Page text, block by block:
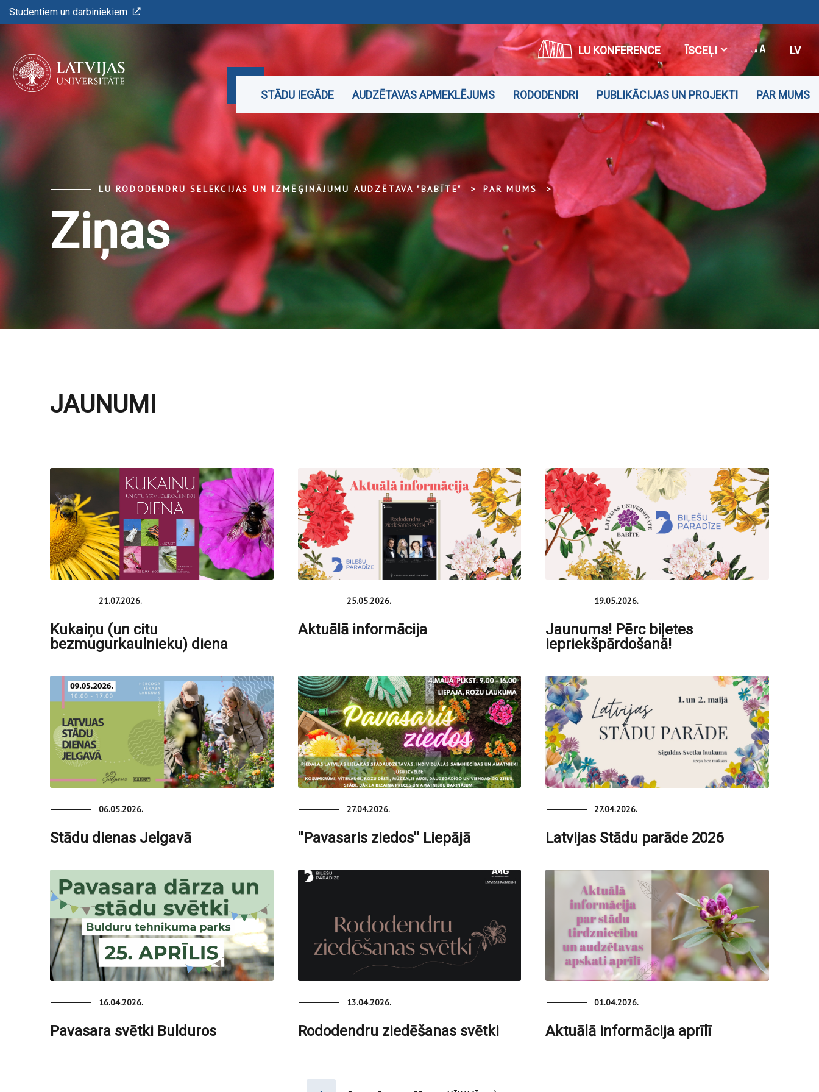
Studentiem un darbiniekiem
LU KONFERENCE ĪSCEĻI LV
STĀDU IEGĀDE AUDZĒTAVAS APMEKLĒJUMS RODODENDRI PUBLIKĀCIJAS UN PROJEKTI PAR MUMS
LU RODODENDRU SELEKCIJAS UN IZMĒĢINĀJUMU AUDZĒTAVA "BABĪTE" PAR MUMS ZIŅAS
Ziņas
JAUNUMI
21.07.2026.
Kukaiņu (un citu
bezmugurkaulnieku) diena
25.05.2026.
Aktuālā informācija
19.05.2026.
Jaunums! Pērc biļetes
iepriekšpārdošanā!
06.05.2026.
Stādu dienas Jelgavā
27.04.2026.
''Pavasaris ziedos'' Liepājā
27.04.2026.
Latvijas Stādu parāde 2026
16.04.2026.
Pavasara svētki Bulduros
13.04.2026.
Rododendru ziedēšanas svētki
01.04.2026.
Aktuālā informācija aprīlī